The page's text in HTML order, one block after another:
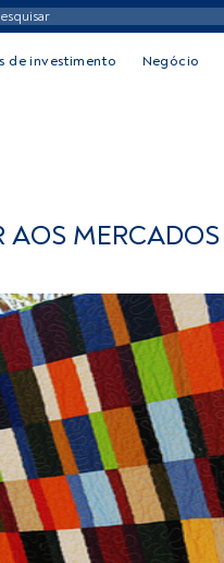
de investimento Negócio
AOS MERCADOS